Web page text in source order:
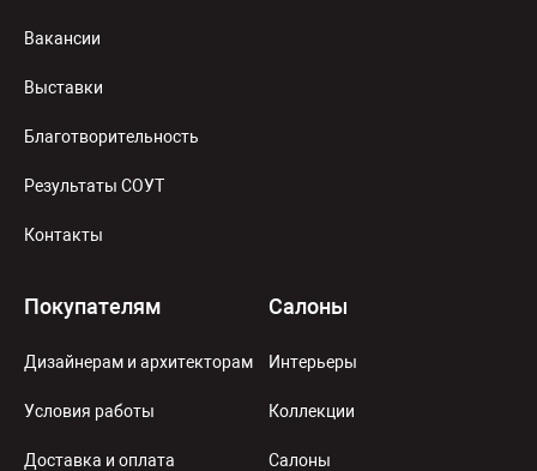
Вакансии
Выставки
Благотворительность
Результаты СОУТ
Контакты
Покупателям
Дизайнерам и архитекторам
Условия работы
Доставка и оплата
Салоны
Интерьеры
Коллекции
Салоны